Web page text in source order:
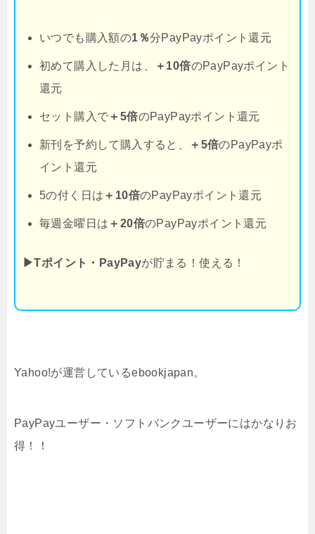
いつでも購入額の1％分PayPayポイント還元
初めて購入した月は、 ＋10倍のPayPayポイント
還元
セット購入で ＋5倍のPayPayポイント還元
新刊を予約して購入すると、 ＋5倍のPayPayポ
イント還元
5の付く日は ＋10倍のPayPayポイント還元
毎週金曜日は ＋20倍のPayPayポイント還元
▶Tポイント・PayPayが貯まる！使える！
Yahoo!が運営しているebookjapan。
PayPayユーザー・ソフトバンクユーザーにはかなりお
得！！